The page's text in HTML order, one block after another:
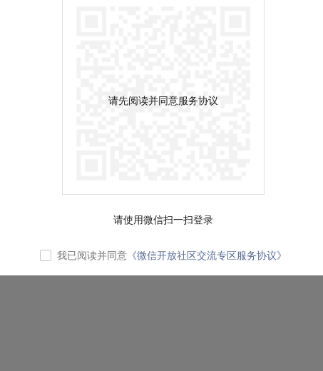
请先阅读并同意服务协议
请使用微信扫一扫登录
我已阅读并同意 《微信开放社区交流专区服务协议》